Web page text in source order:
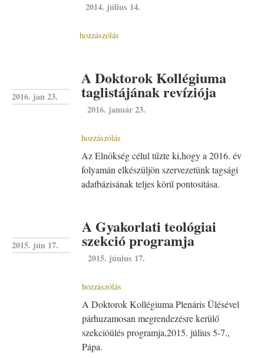
2014. július 14.
hozzászólás
2016. jan 23.
A Doktorok Kollégiuma
taglistájának revíziója
2016. január 23.
hozzászólás
Az Elnökség célul tűzte ki,hogy a 2016. év
folyamán elkészüljön szervezetünk tagsági
adatbázisának teljes körű pontosítása.
2015. jún 17.
A Gyakorlati teológiai
szekció programja
2015. június 17.
hozzászólás
A Doktorok Kollégiuma Plenáris Ülésével
párhuzamosan megrendezésre kerülő
szekcióülés programja,2015. július 5-7.,
Pápa.